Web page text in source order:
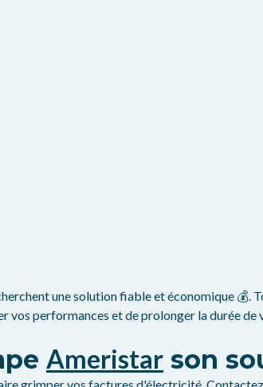
une solution fiable et économique 💰.
vos performances et de prolonger la durée
Ameristar son